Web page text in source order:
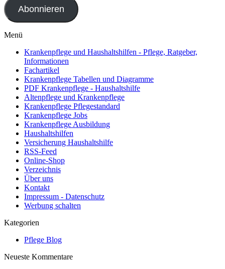
Abonnieren
Menü
Krankenpflege und Haushaltshilfen - Pflege, Ratgeber,
Informationen
Fachartikel
Krankenpflege Tabellen und Diagramme
PDF Krankenpflege - Haushaltshilfe
Altenpflege und Krankenpflege
Krankenpflege Pflegestandard
Krankenpflege Jobs
Krankenpflege Ausbildung
Haushaltshilfen
Versicherung Haushaltshilfe
RSS-Feed
Online-Shop
Verzeichnis
Über uns
Kontakt
Impressum - Datenschutz
Werbung schalten
Kategorien
Pflege Blog
Neueste Kommentare